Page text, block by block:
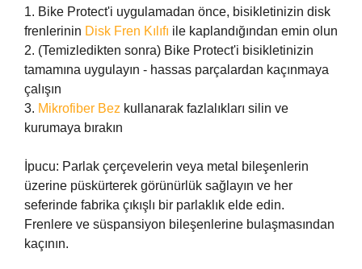
1. Bike Protect'i uygulamadan önce, bisikletinizin disk
frenlerinin Disk Fren Kılıfı ile kaplandığından emin olun
2. (Temizledikten sonra) Bike Protect'i bisikletinizin
tamamına uygulayın - hassas parçalardan kaçınmaya
çalışın
3. Mikrofiber Bez kullanarak fazlalıkları silin ve
kurumaya bırakın
İpucu: Parlak çerçevelerin veya metal bileşenlerin
üzerine püskürterek görünürlük sağlayın ve her
seferinde fabrika çıkışlı bir parlaklık elde edin.
Frenlere ve süspansiyon bileşenlerine bulaşmasından
kaçının.